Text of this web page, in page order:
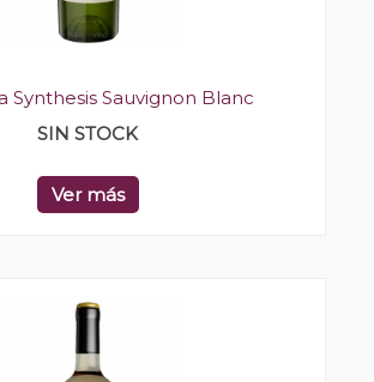
Synthesis Sauvignon Blanc
SIN STOCK
Ver más